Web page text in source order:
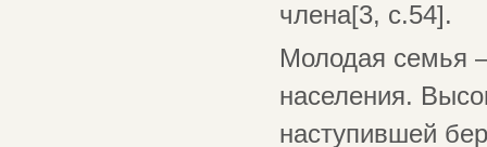
члена[3, с.54].
Молодая семья
населения.
наступившей